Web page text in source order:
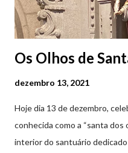
Os Olhos de
dezembro 13, 2021
Hoje dia 13 de dezembro,
conhecida como a “santa dos
interior do santuário dedicado